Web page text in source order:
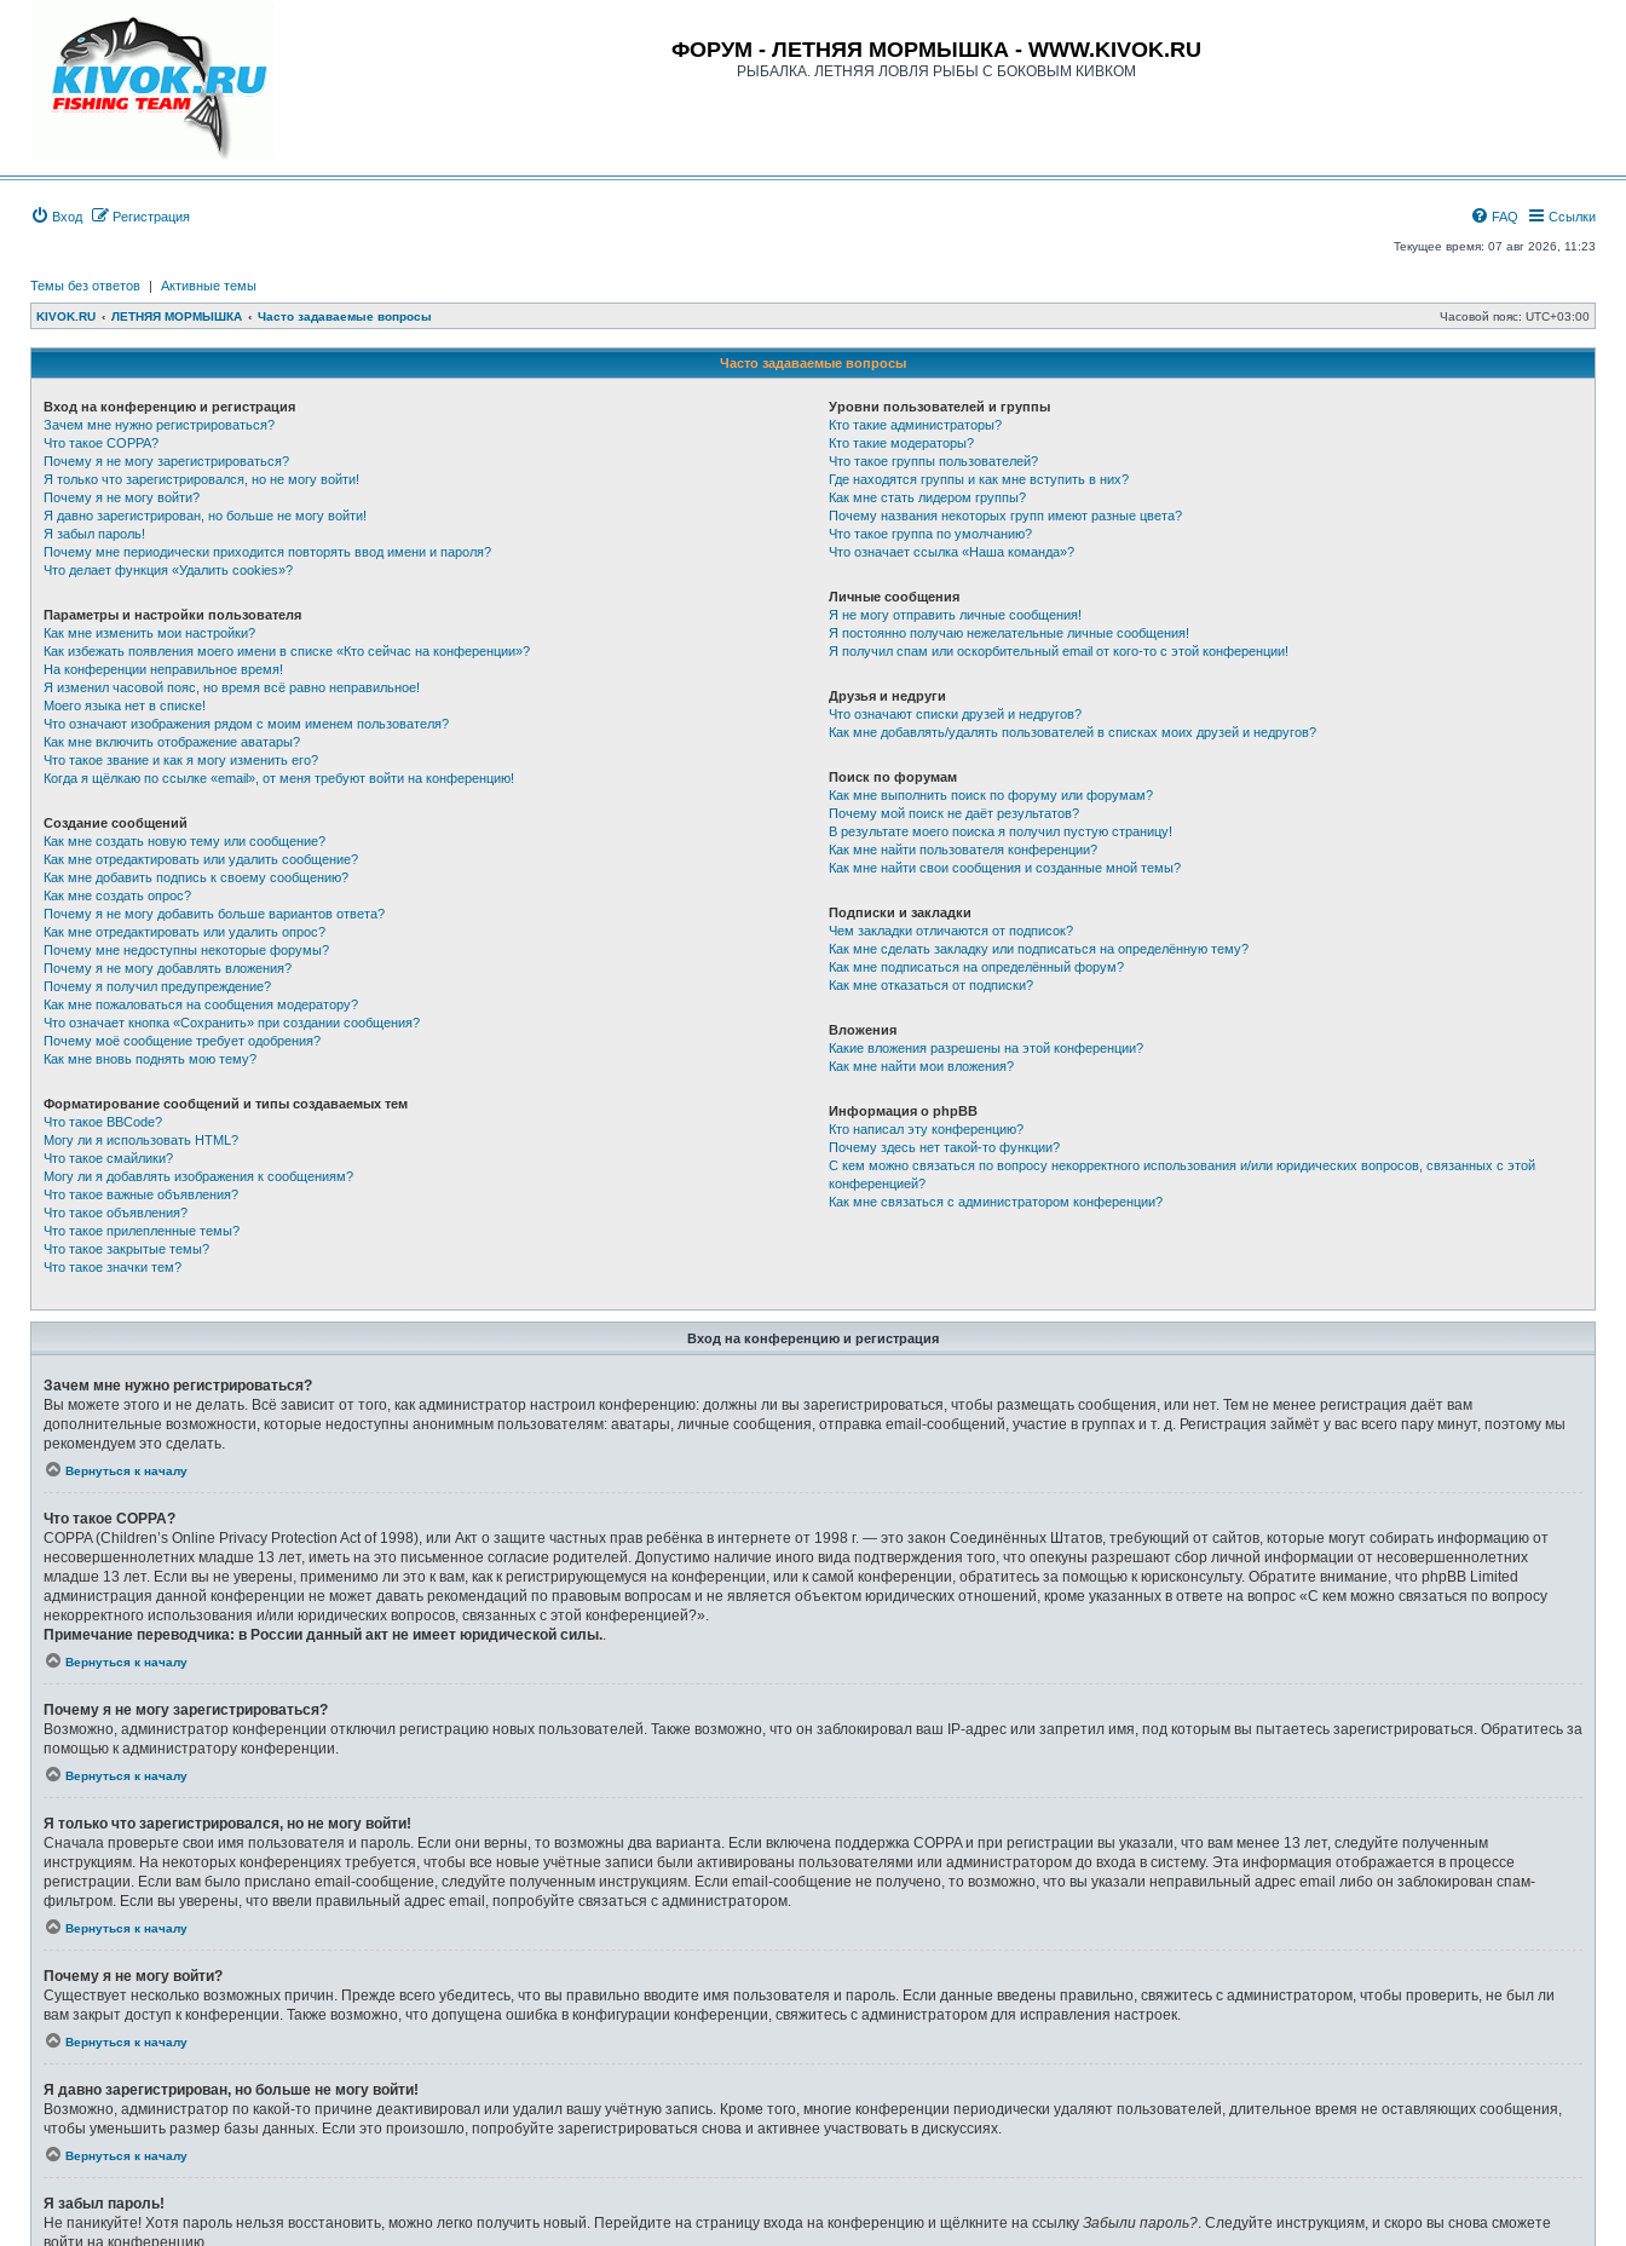
ФОРУМ - ЛЕТНЯЯ МОРМЫШКА - WWW.KIVOK.RU
РЫБАЛКА. ЛЕТНЯЯ ЛОВЛЯ РЫБЫ С БОКОВЫМ КИВКОМ
Вход Регистрация Ссылки
FAQ
Текущее время: 07 авг 2026, 11:23
Темы без ответов | Активные темы
KIVOK.RU ЛЕТНЯЯ МОРМЫШКА Часто задаваемые вопросы Часовой пояс: UTC+03:00
Часто задаваемые вопросы
Вход на конференцию и регистрация
Зачем мне нужно регистрироваться?
Что такое COPPA?
Почему я не могу зарегистрироваться?
Я только что зарегистрировался, но не могу войти!
Почему я не могу войти?
Я давно зарегистрирован, но больше не могу войти!
Я забыл пароль!
Почему мне периодически приходится повторять ввод имени и пароля?
Что делает функция «Удалить cookies»?
Параметры и настройки пользователя
Как мне изменить мои настройки?
Как избежать появления моего имени в списке «Кто сейчас на конференции»?
На конференции неправильное время!
Я изменил часовой пояс, но время всё равно неправильное!
Моего языка нет в списке!
Что означают изображения рядом с моим именем пользователя?
Как мне включить отображение аватары?
Что такое звание и как я могу изменить его?
Когда я щёлкаю по ссылке «email», от меня требуют войти на конференцию!
Создание сообщений
Как мне создать новую тему или сообщение?
Как мне отредактировать или удалить сообщение?
Как мне добавить подпись к своему сообщению?
Как мне создать опрос?
Почему я не могу добавить больше вариантов ответа?
Как мне отредактировать или удалить опрос?
Почему мне недоступны некоторые форумы?
Почему я не могу добавлять вложения?
Почему я получил предупреждение?
Как мне пожаловаться на сообщения модератору?
Что означает кнопка «Сохранить» при создании сообщения?
Почему моё сообщение требует одобрения?
Как мне вновь поднять мою тему?
Форматирование сообщений и типы создаваемых тем
Что такое BBCode?
Могу ли я использовать HTML?
Что такое смайлики?
Могу ли я добавлять изображения к сообщениям?
Что такое важные объявления?
Что такое объявления?
Что такое прилепленные темы?
Что такое закрытые темы?
Что такое значки тем?
Уровни пользователей и группы
Кто такие администраторы?
Кто такие модераторы?
Что такое группы пользователей?
Где находятся группы и как мне вступить в них?
Как мне стать лидером группы?
Почему названия некоторых групп имеют разные цвета?
Что такое группа по умолчанию?
Что означает ссылка «Наша команда»?
Личные сообщения
Я не могу отправить личные сообщения!
Я постоянно получаю нежелательные личные сообщения!
Я получил спам или оскорбительный email от кого-то с этой конференции!
Друзья и недруги
Что означают списки друзей и недругов?
Как мне добавлять/удалять пользователей в списках моих друзей и недругов?
Поиск по форумам
Как мне выполнить поиск по форуму или форумам?
Почему мой поиск не даёт результатов?
В результате моего поиска я получил пустую страницу!
Как мне найти пользователя конференции?
Как мне найти свои сообщения и созданные мной темы?
Подписки и закладки
Чем закладки отличаются от подписок?
Как мне сделать закладку или подписаться на определённую тему?
Как мне подписаться на определённый форум?
Как мне отказаться от подписки?
Вложения
Какие вложения разрешены на этой конференции?
Как мне найти мои вложения?
Информация о phpBB
Кто написал эту конференцию?
Почему здесь нет такой-то функции?
С кем можно связаться по вопросу некорректного использования и/или юридических вопросов, связанных с этой
конференцией?
Как мне связаться с администратором конференции?
Вход на конференцию и регистрация
Зачем мне нужно регистрироваться?
Вы можете этого и не делать. Всё зависит от того, как администратор настроил конференцию: должны ли вы зарегистрироваться, чтобы размещать сообщения, или нет. Тем не менее регистрация даёт вам
дополнительные возможности, которые недоступны анонимным пользователям: аватары, личные сообщения, отправка email-сообщений, участие в группах и т. д. Регистрация займёт у вас всего пару минут, поэтому мы
рекомендуем это сделать.
Вернуться к началу
Что такое COPPA?
COPPA (Children’s Online Privacy Protection Act of 1998), или Акт о защите частных прав ребёнка в интернете от 1998 г. — это закон Соединённых Штатов, требующий от сайтов, которые могут собирать информацию от
несовершеннолетних младше 13 лет, иметь на это письменное согласие родителей. Допустимо наличие иного вида подтверждения того, что опекуны разрешают сбор личной информации от несовершеннолетних
младше 13 лет. Если вы не уверены, применимо ли это к вам, как к регистрирующемуся на конференции, или к самой конференции, обратитесь за помощью к юрисконсульту. Обратите внимание, что phpBB Limited
администрация данной конференции не может давать рекомендаций по правовым вопросам и не является объектом юридических отношений, кроме указанных в ответе на вопрос «С кем можно связаться по вопросу
некорректного использования и/или юридических вопросов, связанных с этой конференцией?».
Примечание переводчика: в России данный акт не имеет юридической силы.
Вернуться к началу
Почему я не могу зарегистрироваться?
Возможно, администратор конференции отключил регистрацию новых пользователей. Также возможно, что он заблокировал ваш IP-адрес или запретил имя, под которым вы пытаетесь зарегистрироваться. Обратитесь за
помощью к администратору конференции.
Вернуться к началу
Я только что зарегистрировался, но не могу войти!
Сначала проверьте свои имя пользователя и пароль. Если они верны, то возможны два варианта. Если включена поддержка COPPA и при регистрации вы указали, что вам менее 13 лет, следуйте полученным
инструкциям. На некоторых конференциях требуется, чтобы все новые учётные записи были активированы пользователями или администратором до входа в систему. Эта информация отображается в процессе
регистрации. Если вам было прислано email-сообщение, следуйте полученным инструкциям. Если email-сообщение не получено, то возможно, что вы указали неправильный адрес email либо он заблокирован спам-
фильтром. Если вы уверены, что ввели правильный адрес email, попробуйте связаться с администратором.
Вернуться к началу
Почему я не могу войти?
Существует несколько возможных причин. Прежде всего убедитесь, что вы правильно вводите имя пользователя и пароль. Если данные введены правильно, свяжитесь с администратором, чтобы проверить, не был ли
вам закрыт доступ к конференции. Также возможно, что допущена ошибка в конфигурации конференции, свяжитесь с администратором для исправления настроек.
Вернуться к началу
Я давно зарегистрирован, но больше не могу войти!
Возможно, администратор по какой-то причине деактивировал или удалил вашу учётную запись. Кроме того, многие конференции периодически удаляют пользователей, длительное время не оставляющих сообщения,
чтобы уменьшить размер базы данных. Если это произошло, попробуйте зарегистрироваться снова и активнее участвовать в дискуссиях.
Вернуться к началу
Я забыл пароль!
Не паникуйте! Хотя пароль нельзя восстановить, можно легко получить новый. Перейдите на страницу входа на конференцию и щёлкните на ссылку Забыли пароль? . Следуйте инструкциям, и скоро вы снова сможете
войти на конференцию.